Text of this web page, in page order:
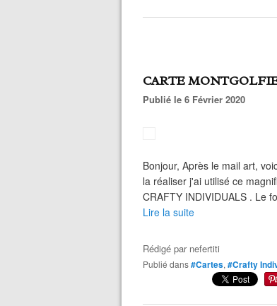
CARTE
Publié le 6 Février 2020
Bonjour, Après le mail art,
la réaliser j'ai utilisé ce
CRAFTY INDIVIDUALS . Le
Lire la suite
Rédigé par nefertiti
Publié dans#Cartes, #Crafty